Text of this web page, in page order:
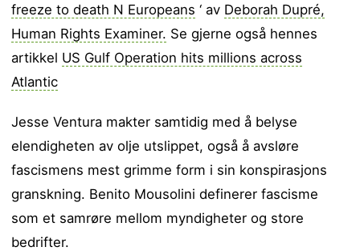
freeze to death N Europeans ‘ av Deborah Dupré,
Human Rights Examiner. Se gjerne også hennes
artikkel US Gulf Operation hits millions across
Atlantic
Jesse Ventura makter samtidig med å belyse
elendigheten av olje utslippet, også å avsløre
fascismens mest grimme form i sin konspirasjons
granskning. Benito Mousolini definerer fascisme
som et samrøre mellom myndigheter og store
bedrifter.